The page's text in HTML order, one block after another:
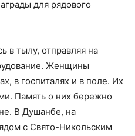
для рядового
в тылу, отправляя на
Женщины
в госпиталях и в поле. Их
Память о них бережно
В Душанбе, на
с Свято-Никольским